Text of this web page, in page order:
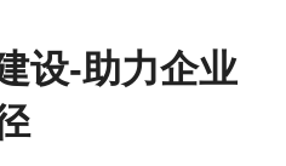
设-助力企业